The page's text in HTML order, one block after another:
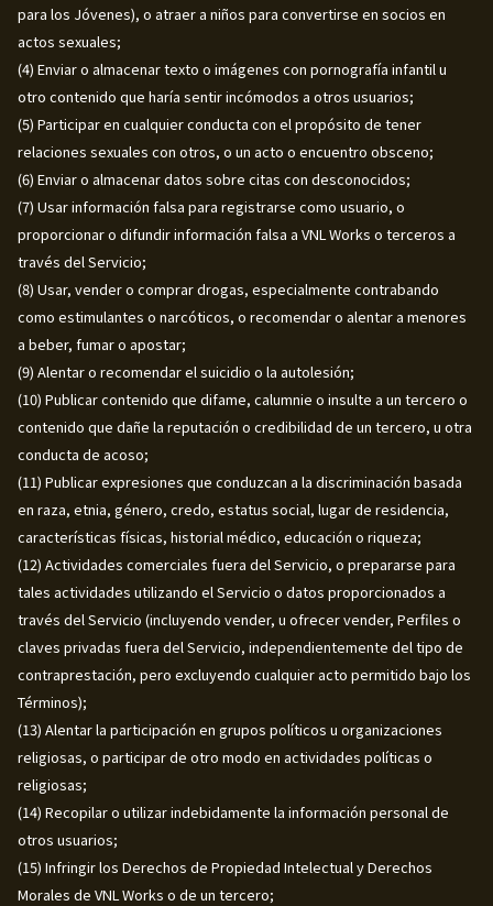
para los Jóvenes), o atraer a niños para convertirse en socios en
actos sexuales;
(4) Enviar o almacenar texto o imágenes con pornografía infantil u
otro contenido que haría sentir incómodos a otros usuarios;
(5) Participar en cualquier conducta con el propósito de tener
relaciones sexuales con otros, o un acto o encuentro obsceno;
(6) Enviar o almacenar datos sobre citas con desconocidos;
(7) Usar información falsa para registrarse como usuario, o
proporcionar o difundir información falsa a VNL Works o terceros a
través del Servicio;
(8) Usar, vender o comprar drogas, especialmente contrabando
como estimulantes o narcóticos, o recomendar o alentar a menores
a beber, fumar o apostar;
(9) Alentar o recomendar el suicidio o la autolesión;
(10) Publicar contenido que difame, calumnie o insulte a un tercero o
contenido que dañe la reputación o credibilidad de un tercero, u otra
conducta de acoso;
(11) Publicar expresiones que conduzcan a la discriminación basada
en raza, etnia, género, credo, estatus social, lugar de residencia,
características físicas, historial médico, educación o riqueza;
(12) Actividades comerciales fuera del Servicio, o prepararse para
tales actividades utilizando el Servicio o datos proporcionados a
través del Servicio (incluyendo vender, u ofrecer vender, Perfiles o
claves privadas fuera del Servicio, independientemente del tipo de
contraprestación, pero excluyendo cualquier acto permitido bajo los
Términos);
(13) Alentar la participación en grupos políticos u organizaciones
religiosas, o participar de otro modo en actividades políticas o
religiosas;
(14) Recopilar o utilizar indebidamente la información personal de
otros usuarios;
(15) Infringir los Derechos de Propiedad Intelectual y Derechos
Morales de VNL Works o de un tercero;